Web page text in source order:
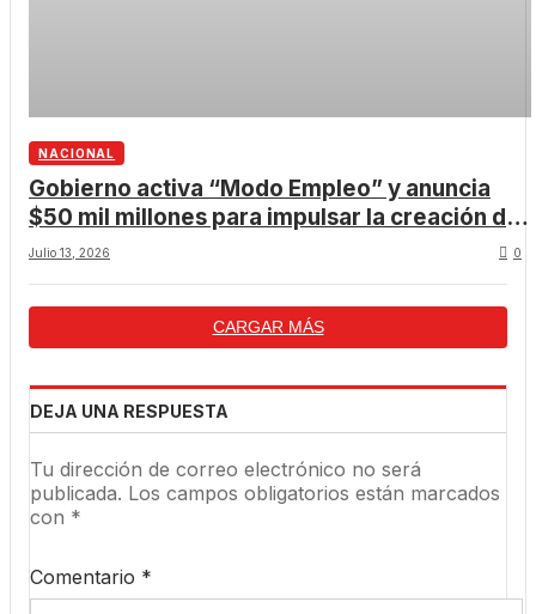
NACIONAL
Gobierno activa “Modo Empleo” y anuncia
$50 mil millones para impulsar la creación de
nuevos puestos de trabajo
Julio 13, 2026 0
CARGAR MÁS
DEJA UNA RESPUESTA
Tu dirección de correo electrónico no será
publicada. Los campos obligatorios están marcados
con *
Comentario *